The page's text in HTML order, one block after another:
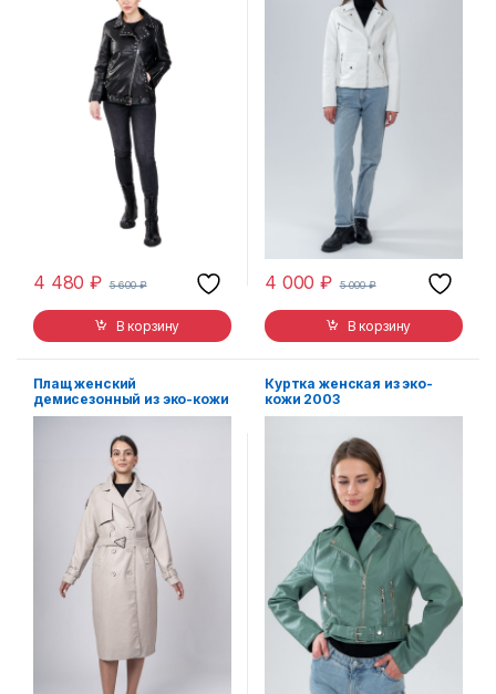
4 480₽ 5 600₽
В корзину
4 000₽ 5 000₽
В корзину
Плащ женский
демисезонный из эко-кожи
380
Куртка женская из эко-
кожи 2003